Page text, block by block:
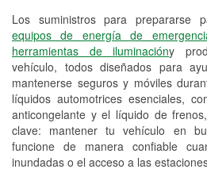
Los suministros para prepararse
equipos de energía de
herramientas de iluminacióny
vehículo, todos diseñados para
mantenerse seguros y móviles
líquidos automotrices esenciales,
anticongelante y el líquido de
clave: mantener tu vehículo en
funcione de manera confiable
inundadas o el acceso a las
Reciclaje de baterías
Instalación de
Instalación de
Programa de
Herramientas
Rectificación de